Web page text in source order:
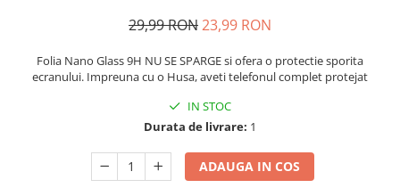
29,99 RON23,99 RON
Folia Nano Glass 9H NU SE SPARGE si ofera o protectie sporita
ecranului. Impreuna cu o Husa, aveti telefonul complet protejat
IN STOC
Durata de livrare: 1
ADAUGA IN COS